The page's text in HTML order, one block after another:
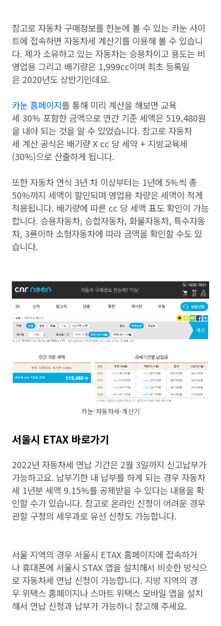
참고로 자동차 구매정보를 한눈에 볼 수 있는 카눈 사이
트에 접속하면 자동차세 계산기를 이용해 볼 수 있습니
다. 제가 소유하고 있는 자동차는 승용차이고 용도는 비
영업용 그리고 배기량은 1,999cc이며 최초 등록일
은 2020년도 상반기인데요.
카눈 홈페이지를 통해 미리 계산을 해보면 교육
세 30% 포함한 금액으로 연간 기준 세액은 519,480원
을 내야 되는 것을 알 수 있었습니다. 참고로 자동차
세 계산 공식은 배기량 X cc 당 세약 + 지방교육세
(30%)으로 산출하게 됩니다.
또한 자동차 연식 3년 차 이상부터는 1년에 5%씩 총
50%까지 세액이 할인되며 영업용 차량은 세액이 적게
적용됩니다. 배기량에 따른 cc 당 세액 표도 확인이 가능
합니다. 승용자동차, 승합자동차, 화물자동차, 특수자동
차, 3륜이하 소형자동차에 따라 금액을 확인할 수도 있
습니다.
카눈-자동차세-계산기
서울시 ETAX 바로가기
2022년 자동차세 연납 기간은 2월 3일까지 신고납부가
가능하고요. 납부기한 내 납부를 하게 되는 경우 자동차
세 1년분 세액 9.15%를 공제받을 수 있다는 내용을 확
인할 수가 있습니다. 참고로 온라인 신청이 어려운 경우
관할 구청의 세무과로 유선 신청도 가능합니다.
서울 지역의 경우 서울시 ETAX 홈페이지에 접속하거
나 휴대폰에 서울시 STAX 앱을 설치해서 비슷한 방식으
로 자동차세 연납 신청이 가능합니다. 지방 지역의 경
우 위택스 홈페이지나 스마트 위택스 모바일 앱을 설치
해서 연납 신청과 납부가 가능하니 참고해 주세요.